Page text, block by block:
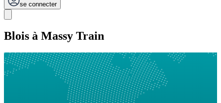
se connecter
Blois à Massy Train